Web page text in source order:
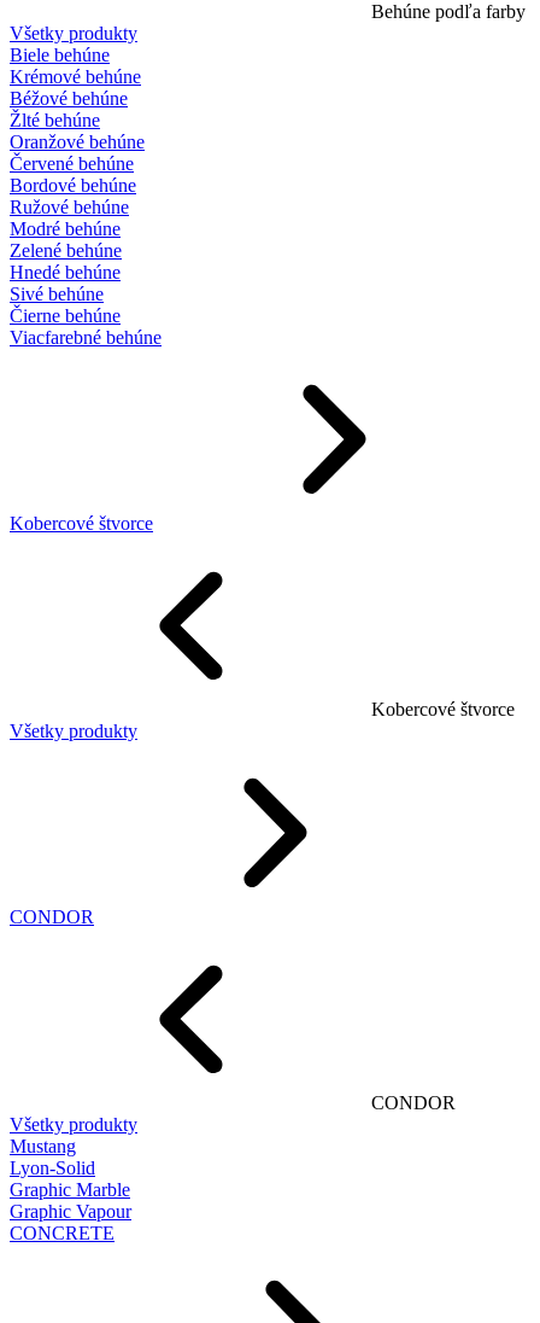
Behúne podľa farby
Všetky produkty
Biele behúne
Krémové behúne
Béžové behúne
Žlté behúne
Oranžové behúne
Červené behúne
Bordové behúne
Ružové behúne
Modré behúne
Zelené behúne
Hnedé behúne
Sivé behúne
Čierne behúne
Viacfarebné behúne
Kobercové štvorce
Kobercové štvorce
Všetky produkty
CONDOR
CONDOR
Všetky produkty
Mustang
Lyon-Solid
Graphic Marble
Graphic Vapour
CONCRETE